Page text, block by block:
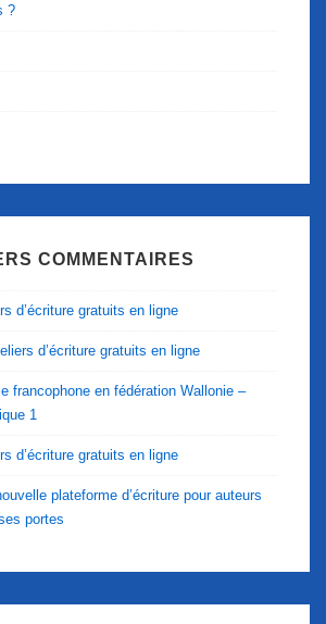
?
COMMENTAIRES
d’écriture gratuits en ligne
d’écriture gratuits en ligne
francophone en fédération Wallonie –
1
d’écriture gratuits en ligne
plateforme d’écriture pour auteurs
portes